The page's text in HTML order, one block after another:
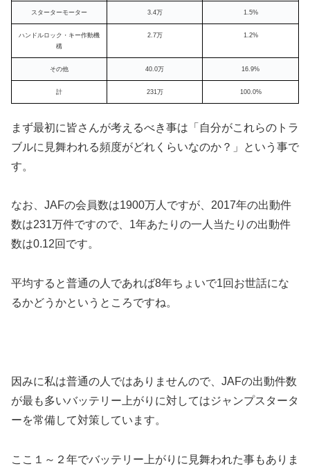
スターターモーター 3.4万 1.5%
ハンドルロック・キー作動機
構
2.7万 1.2%
その他 40.0万 16.9%
計 231万 100.0%
まず最初に皆さんが考えるべき事は「自分がこれらのトラ
ブルに見舞われる頻度がどれくらいなのか？」という事で
す。
なお、JAFの会員数は1900万人ですが、2017年の出動件
数は231万件ですので、1年あたりの一人当たりの出動件
数は0.12回です。
平均すると普通の人であれば8年ちょいで1回お世話にな
るかどうかというところですね。
因みに私は普通の人ではありませんので、JAFの出動件数
が最も多いバッテリー上がりに対してはジャンプスタータ
ーを常備して対策しています。
ここ１～２年でバッテリー上がりに見舞われた事もありま